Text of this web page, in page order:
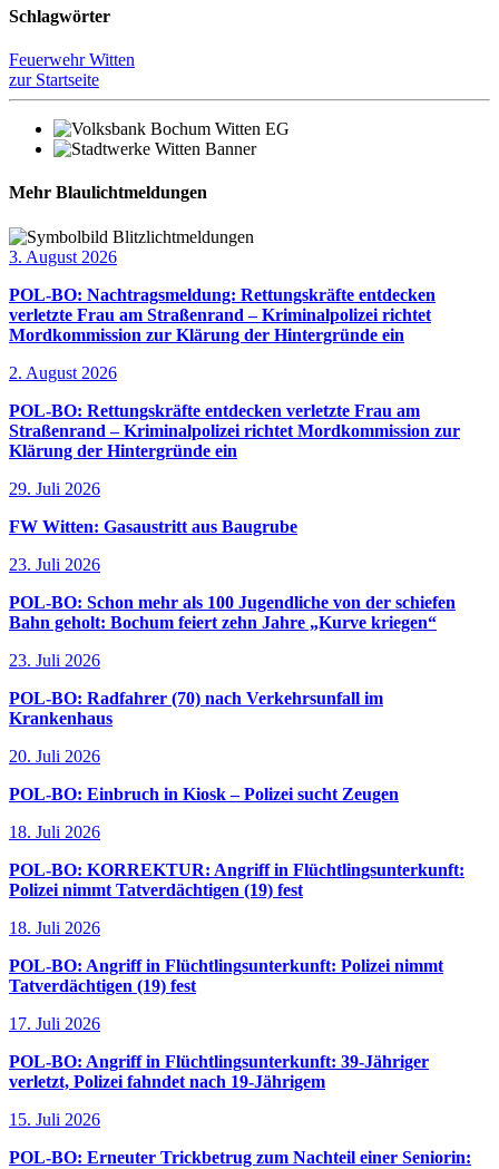
Schlagwörter
Feuerwehr Witten
zur Startseite
Mehr Blaulichtmeldungen
3. August 2026
POL-BO: Nachtragsmeldung: Rettungskräfte entdecken
verletzte Frau am Straßenrand – Kriminalpolizei richtet
Mordkommission zur Klärung der Hintergründe ein
2. August 2026
POL-BO: Rettungskräfte entdecken verletzte Frau am
Straßenrand – Kriminalpolizei richtet Mordkommission zur
Klärung der Hintergründe ein
29. Juli 2026
FW Witten: Gasaustritt aus Baugrube
23. Juli 2026
POL-BO: Schon mehr als 100 Jugendliche von der schiefen
Bahn geholt: Bochum feiert zehn Jahre „Kurve kriegen“
23. Juli 2026
POL-BO: Radfahrer (70) nach Verkehrsunfall im
Krankenhaus
20. Juli 2026
POL-BO: Einbruch in Kiosk – Polizei sucht Zeugen
18. Juli 2026
POL-BO: KORREKTUR: Angriff in Flüchtlingsunterkunft:
Polizei nimmt Tatverdächtigen (19) fest
18. Juli 2026
POL-BO: Angriff in Flüchtlingsunterkunft: Polizei nimmt
Tatverdächtigen (19) fest
17. Juli 2026
POL-BO: Angriff in Flüchtlingsunterkunft: 39-Jähriger
verletzt, Polizei fahndet nach 19-Jährigem
15. Juli 2026
POL-BO: Erneuter Trickbetrug zum Nachteil einer Seniorin: